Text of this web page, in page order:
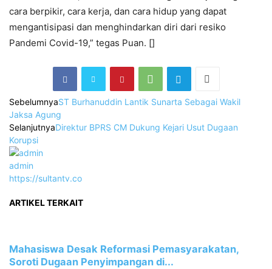
cara berpikir, cara kerja, dan cara hidup yang dapat
mengantisipasi dan menghindarkan diri dari resiko
Pandemi Covid-19,” tegas Puan. []
SebelumnyaST Burhanuddin Lantik Sunarta Sebagai Wakil
Jaksa Agung
SelanjutnyaDirektur BPRS CM Dukung Kejari Usut Dugaan
Korupsi
admin
https://sultantv.co
ARTIKEL TERKAIT
Mahasiswa Desak Reformasi Pemasyarakatan,
Soroti Dugaan Penyimpangan di...